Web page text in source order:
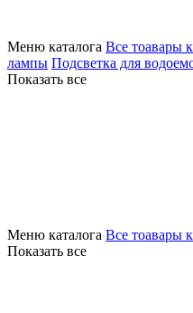
Меню каталога Все тоавары
лампы Подсветка для
Показать все
Меню каталога Все тоавары
Показать все